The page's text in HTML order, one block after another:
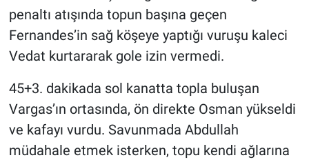
penaltı atışında topun başına geçen
Fernandes’in sağ köşeye yaptığı vuruşu kaleci
Vedat kurtararak gole izin vermedi.
45+3. dakikada sol kanatta topla buluşan
Vargas’ın ortasında, ön direkte Osman yükseldi
ve kafayı vurdu. Savunmada Abdullah
müdahale etmek isterken, topu kendi ağlarına